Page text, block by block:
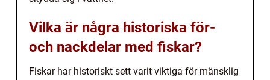
Vilka är några historiska för-
och nackdelar med fiskar?
Fiskar har historiskt sett varit viktiga för mänsklig